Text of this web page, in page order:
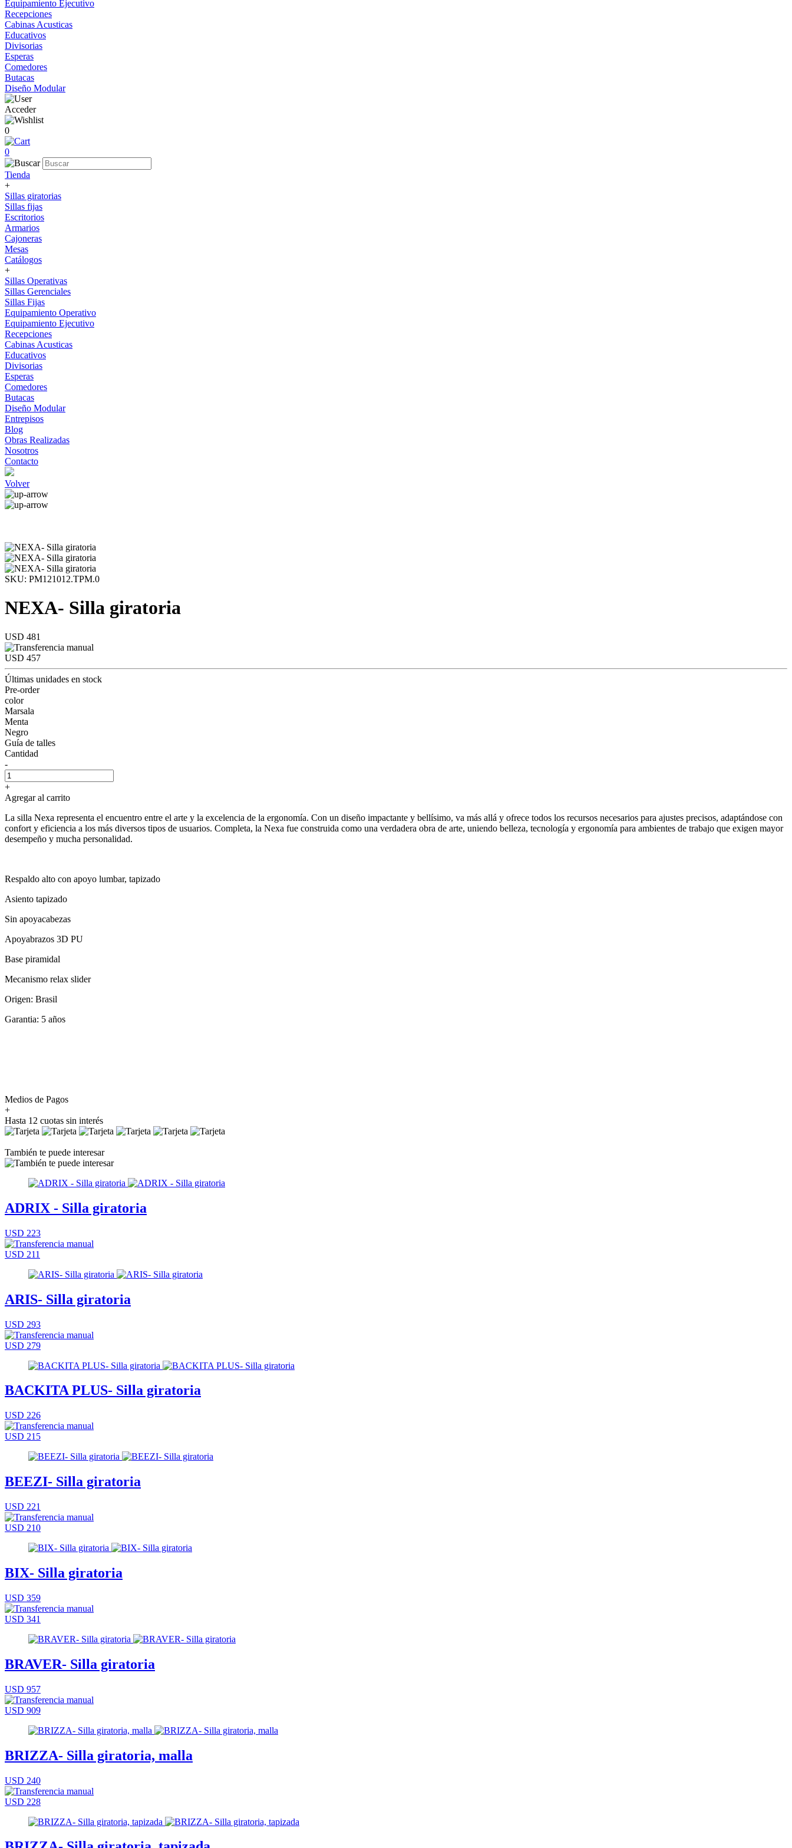
Equipamiento Ejecutivo
Recepciones
Cabinas Acusticas
Educativos
Divisorias
Esperas
Comedores
Butacas
Diseño Modular
Acceder
0
0
Tienda
+
Sillas giratorias
Sillas fijas
Escritorios
Armarios
Cajoneras
Mesas
Catálogos
+
Sillas Operativas
Sillas Gerenciales
Sillas Fijas
Equipamiento Operativo
Equipamiento Ejecutivo
Recepciones
Cabinas Acusticas
Educativos
Divisorias
Esperas
Comedores
Butacas
Diseño Modular
Entrepisos
Blog
Obras Realizadas
Nosotros
Contacto
Volver
SKU: PM121012.TPM.0
NEXA- Silla giratoria
USD 481
USD 457
Últimas unidades en stock
Pre-order
color
Marsala
Menta
Negro
Guía de talles
Cantidad
-
+
Agregar al carrito
La silla Nexa representa el encuentro entre el arte y la excelencia de la ergonomía. Con un diseño impactante y bellísimo, va más allá y ofrece todos los recursos necesarios para ajustes precisos, adaptándose con
confort y eficiencia a los más diversos tipos de usuarios. Completa, la Nexa fue construida como una verdadera obra de arte, uniendo belleza, tecnología y ergonomía para ambientes de trabajo que exigen mayor
desempeño y mucha personalidad.
Respaldo alto con apoyo lumbar, tapizado
Asiento tapizado
Sin apoyacabezas
Apoyabrazos 3D PU
Base piramidal
Mecanismo relax slider
Origen: Brasil
Garantia: 5 años
Medios de Pagos
+
Hasta 12 cuotas sin interés
También te puede interesar
ADRIX - Silla giratoria
USD 223
USD 211
ARIS- Silla giratoria
USD 293
USD 279
BACKITA PLUS- Silla giratoria
USD 226
USD 215
BEEZI- Silla giratoria
USD 221
USD 210
BIX- Silla giratoria
USD 359
USD 341
BRAVER- Silla giratoria
USD 957
USD 909
BRIZZA- Silla giratoria, malla
USD 240
USD 228